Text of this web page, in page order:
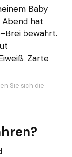
Baby
Abend hat
Brei bewährt.
Zarte
Sie sich die